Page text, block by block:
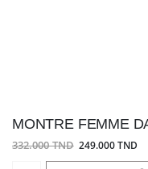
MONTRE FEMME
332.000 TND 249.000 TND